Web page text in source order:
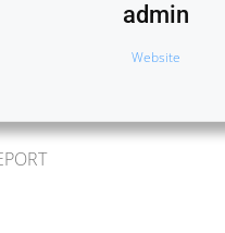
admin
Website